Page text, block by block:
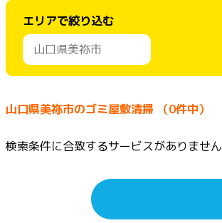
エリアで絞り込む
山口県美祢市のゴミ屋敷清掃 （0件中）
検索条件に合致するサービスがありません